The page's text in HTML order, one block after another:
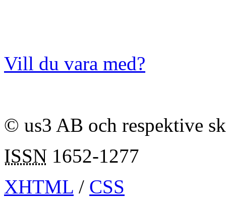
Vill du vara med?
© us3 AB och respektive
ISSN 1652-1277
XHTML / CSS